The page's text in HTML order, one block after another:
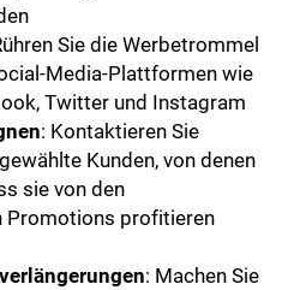
Sie die Werbetrommel
Media-Plattformen wie
Twitter und Instagram
: Kontaktieren Sie
Kunden, von denen
sie von den
Promotions profitieren
: Machen Sie